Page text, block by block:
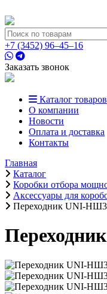
+7 (3452) 96‒45‒16
Заказать звонок
Каталог товаров
О компании
Новости
Оплата и доставка
Контакты
Главная
Каталог
Коробки отбора
Аксессуары для
Переходник UNI-